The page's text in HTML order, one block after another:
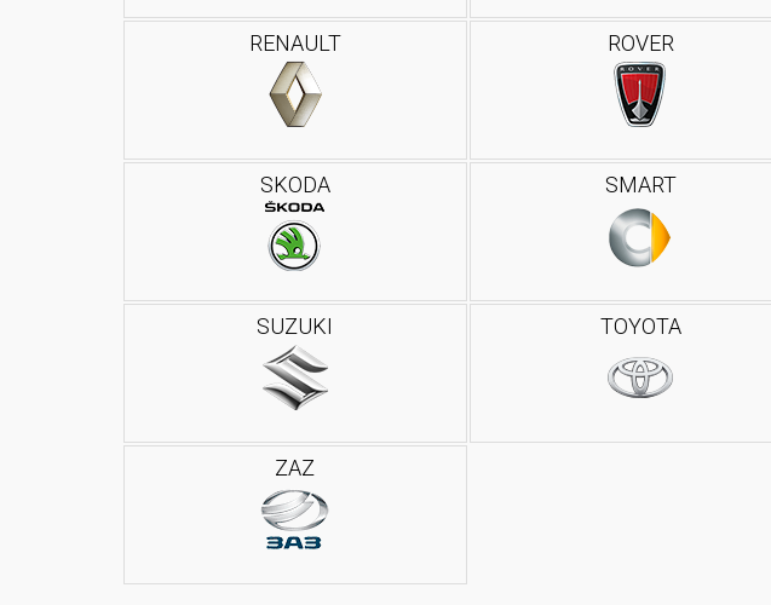
RENAULT ROVER
SKODA SMART
SUZUKI TOYOTA
ZAZ